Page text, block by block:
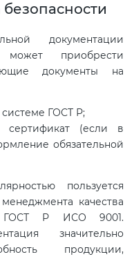
документации
может приобрести
документы на
ГОСТ Р;
сертификат (если в
обязательной
пользуется
качества
ГОСТ Р ИСО 9001.
значительно
продукции,